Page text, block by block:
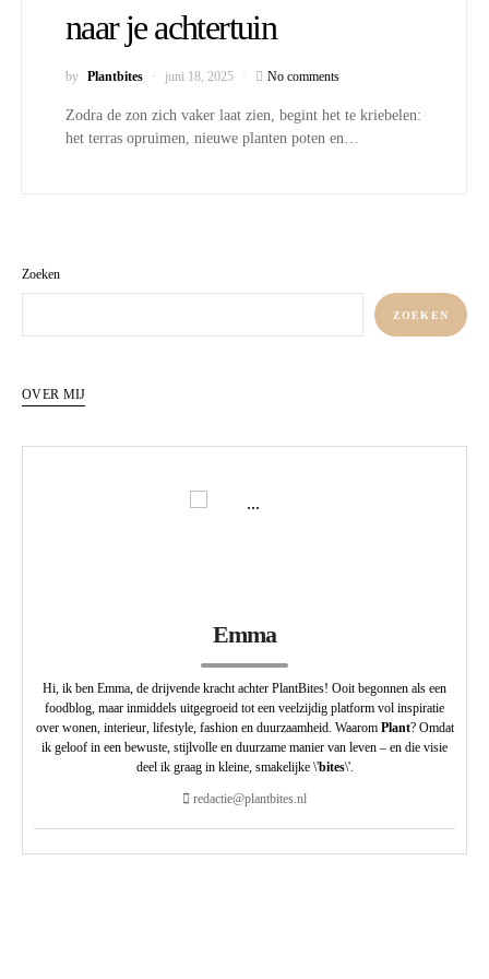
naar je achtertuin
by Plantbites juni 18, 2025 No comments
Zodra de zon zich vaker laat zien, begint het te kriebelen:
het terras opruimen, nieuwe planten poten en…
Zoeken
ZOEKEN
OVER MIJ
Emma
Hi, ik ben Emma, de drijvende kracht achter PlantBites! Ooit begonnen als een
foodblog, maar inmiddels uitgegroeid tot een veelzijdig platform vol inspiratie
over wonen, interieur, lifestyle, fashion en duurzaamheid. Waarom Plant? Omdat
ik geloof in een bewuste, stijlvolle en duurzame manier van leven – en die visie
deel ik graag in kleine, smakelijke \'bites\'.
redactie@plantbites.nl